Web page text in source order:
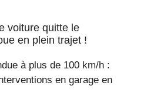
voiture quitte le
en plein trajet !
à plus de 100 km/h :
en garage en